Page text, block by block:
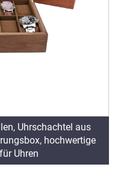
Uhrschachtel aus
hochwertige
Uhren